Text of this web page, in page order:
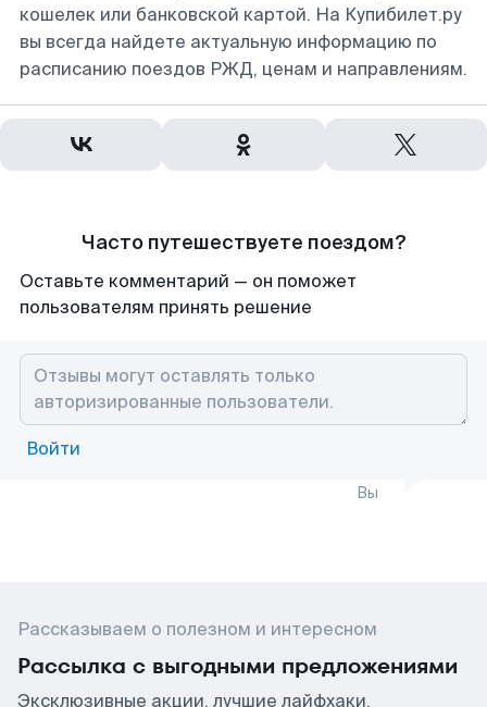
кошелек или банковской картой. На Купибилет.ру
вы всегда найдете актуальную информацию по
расписанию поездов РЖД, ценам и направлениям.
Часто путешествуете поездом?
Оставьте комментарий — он поможет
пользователям принять решение
Войти
Вы
Рассказываем о полезном и интересном
Рассылка с выгодными предложениями
Эксклюзивные акции, лучшие лайфхаки,